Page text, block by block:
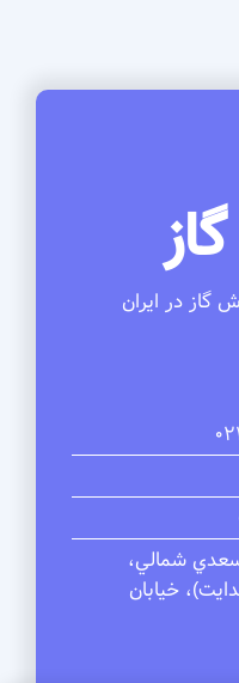
گاز در ایران
شمالي،
خيابان